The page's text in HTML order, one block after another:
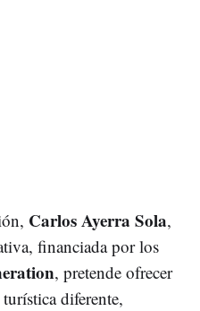
Carlos Ayerra Sola,
financiada por los
, pretende ofrecer
diferente,